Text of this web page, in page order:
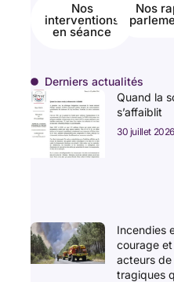
Nos
interventions
en séance
Nos
Derniers actualités
Quand la
s’affaiblit
30 juillet 2026
Incendies
courage
acteurs
tragiques